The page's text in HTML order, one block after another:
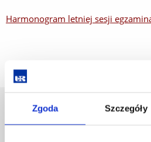
Zgoda Szczegóły
Harmonogram letniej sesji
Uniwersytet Rzeszowski
Al. Tadeusza Rejtana 16C